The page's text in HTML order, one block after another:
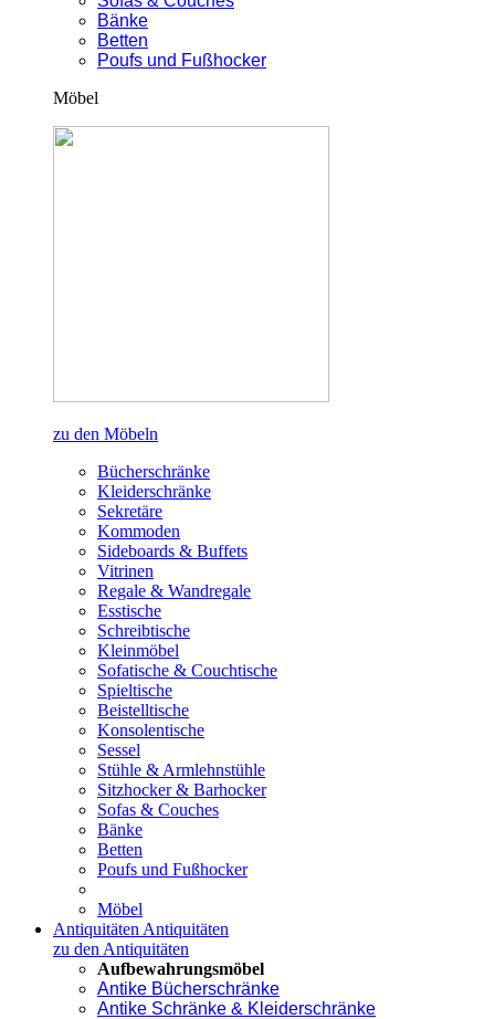
Bänke
Betten
Poufs und Fußhocker
Möbel
zu den Möbeln
Bücherschränke
Kleiderschränke
Sekretäre
Kommoden
Sideboards & Buffets
Vitrinen
Regale & Wandregale
Esstische
Schreibtische
Kleinmöbel
Sofatische & Couchtische
Spieltische
Beistelltische
Konsolentische
Sessel
Stühle & Armlehnstühle
Sitzhocker & Barhocker
Sofas & Couches
Bänke
Betten
Poufs und Fußhocker
Möbel
Antiquitäten Antiquitäten
zu den Antiquitäten
Aufbewahrungsmöbel
Antike Bücherschränke
Antike Schränke & Kleiderschränke